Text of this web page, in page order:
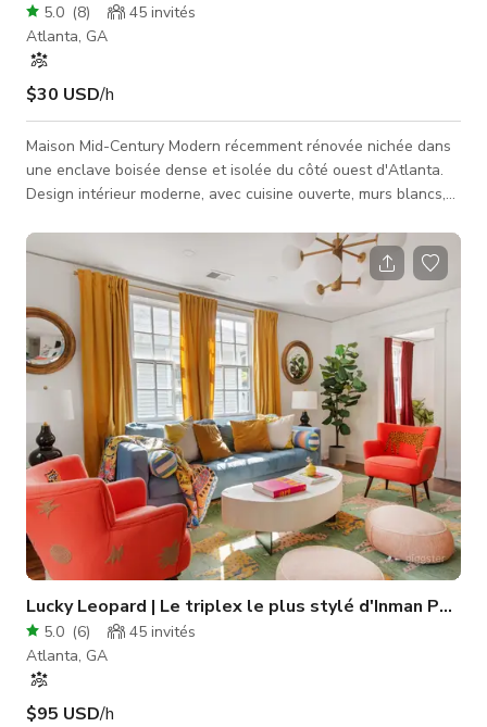
5.0 (8) 45 invités
Atlanta, GA
$30 USD/h
Maison Mid-Century Modern récemment rénovée nichée dans
une enclave boisée dense et isolée du côté ouest d'Atlanta.
Design intérieur moderne, avec cuisine ouverte, murs blancs,
armoires assortis. Décorations bohèmes qui unissent le tout
pour un attrait élégant et artistique-chic. Grande pièce/espace
au sous-sol, 2 salles de bains, 2 chambres à l'étage. Œuvres
d'art locales sélectionnées, y compris des œuvres de Ho
Lucky Leopard | Le triplex le plus stylé d'Inman Park
5.0 (6) 45 invités
Atlanta, GA
$95 USD/h